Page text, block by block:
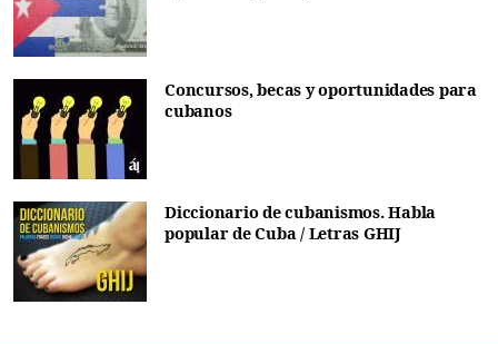
Concursos, becas y oportunidades para
cubanos
Diccionario de cubanismos. Habla
popular de Cuba / Letras GHIJ